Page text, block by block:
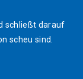
schließt darauf
scheu sind.